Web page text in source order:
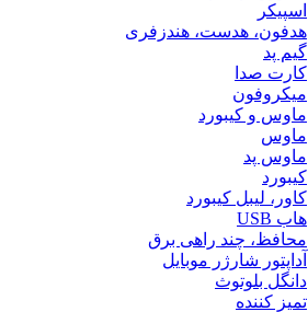
اسپیکر
هدفون، هدست، هندزفری
گیم پد
کارت صدا
میکروفون
ماوس و کیبورد
ماوس
ماوس پد
کیبورد
کاور، لیبل کیبورد
هاب USB
محافظ، چند راهی برق
آداپتور شارژر موبایل
دانگل بلوتوث
تمیز کننده